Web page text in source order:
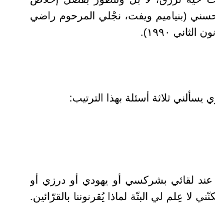
(بنياميم ويفت، نجْلي المرحوم راضي
ثلاثة أسئلة بهذا الترتيب:
عند لقائي بشركسي أو يهودي أو درزي أو
عِلم لي البتّة لماذا يُقرنوننا بالقرّائين.